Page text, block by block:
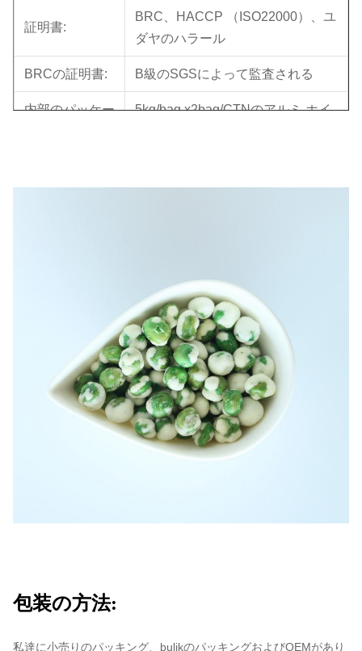
証明書:
BRC、HACCP （ISO22000）、ユ
ダヤのハラール
BRCの証明書: B級のSGSによって監査される
内部のパッケー
5kg/bag x2bag/CTNのアルミ ホイ
利用できる。
1X20'FCL
受渡し時間: 30日以内に（積地に:上海、中国）
支払の言葉: T/T、L/C
利用できる
包装の方法:
私達に小売りのパッキング、bulikのパッキングおよびOEMがあり